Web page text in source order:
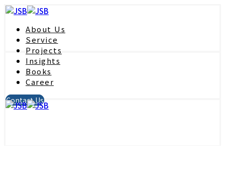
About Us
Service
Projects
Insights
Books
Career
Contact Us